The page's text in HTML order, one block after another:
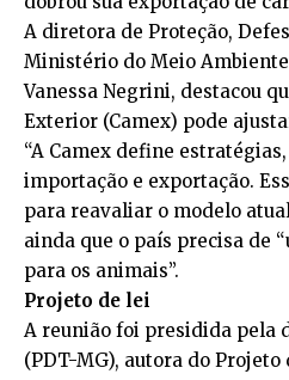
A diretora de Proteção,
Ministério do Meio
Vanessa Negrini, destacou
Exterior (Camex) pode
“A Camex define
importação e exportação.
para reavaliar o modelo
ainda que o país precisa de
para os animais”.
Projeto de lei
A reunião foi presidida pela
(PDT-MG), autora do Projeto